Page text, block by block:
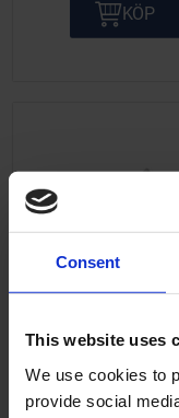
Consent
This website uses
We use cookies to
provide social
KÖP
Fotstöd cross
Universal. 1 par.